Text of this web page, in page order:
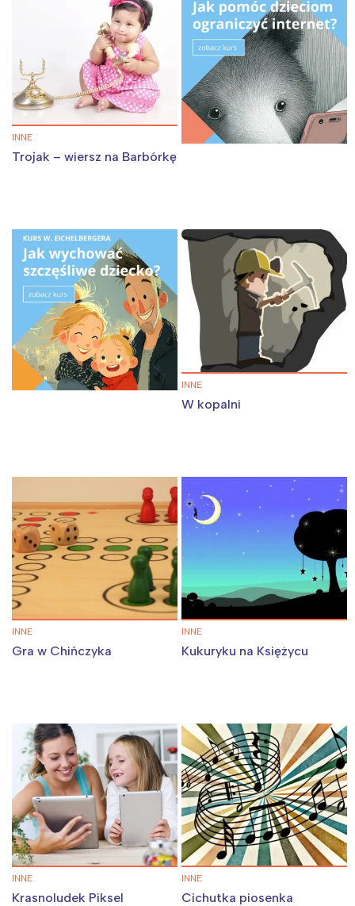
INNE
Trojak – wiersz na Barbórkę
INNE
W kopalni
INNE
Gra w Chińczyka
INNE
Kukuryku na Księżycu
INNE
Krasnoludek Piksel
INNE
Cichutka piosenka
tego regionu:
Warszawa
Łódź
Trójmiasto
Wrocław
Śląsk
Kraków
Południe
Północ